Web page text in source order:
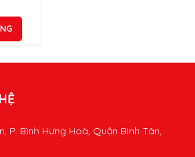
P. Bình Hưng Hoà, Quận Bình Tân,